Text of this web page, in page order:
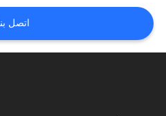
الموقع
PRIVACY
اتصل